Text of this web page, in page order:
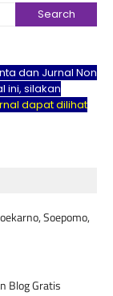
dan Jurnal Non
ini, silakan
dapat dilihat
Soepomo,
Blog Gratis